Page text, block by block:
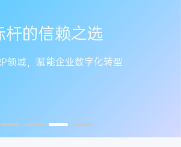
问一对一辅导
户可信赖的终身合作伙伴